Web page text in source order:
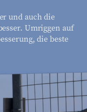
und auch die
Umriggen auf
die beste